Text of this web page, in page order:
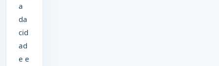
a
da
cid
ad
e e